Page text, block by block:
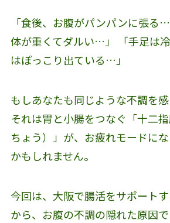
「食後、お腹がパンパンに張る
体が重くてダルい…」 「手足は
はぽっこり出ている…」
もしあなたも同じような不調を感
それは胃と小腸をつなぐ「十二
ちょう）」が、お疲れモードに
かもしれません。
今回は、大阪で腸活をサポート
から、お腹の不調の隠れた原因